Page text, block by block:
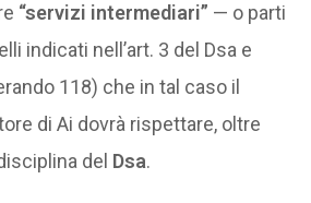
“servizi intermediari” — o parti
indicati nell’art. 3 del Dsa e
118) che in tal caso il
di Ai dovrà rispettare, oltre
del Dsa.